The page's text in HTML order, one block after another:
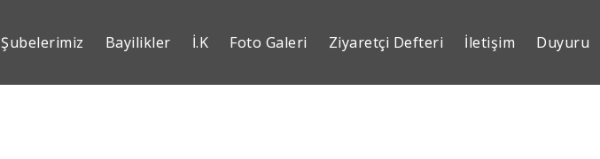
Şubelerimiz Bayilikler İ.K Foto Galeri Ziyaretçi Defteri İletişim Duyuru